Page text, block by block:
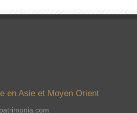
en Asie et Moyen Orient